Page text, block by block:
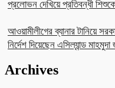
প্রলোভন দেখিয়ে প্রতিবন্ধী
আওয়ামীলীগের ব্যানার টানিয়ে
নির্দেশ দিয়েছেন এসিল্যান্ড মাহমুদা
Archives